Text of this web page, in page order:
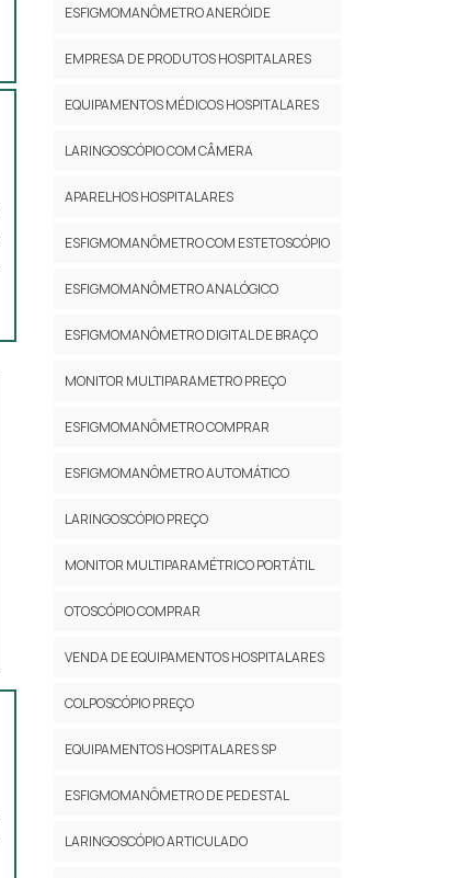
ESFIGMOMANÔMETRO ANERÓIDE
EMPRESA DE PRODUTOS HOSPITALARES
EQUIPAMENTOS MÉDICOS HOSPITALARES
LARINGOSCÓPIO COM CÂMERA
APARELHOS HOSPITALARES
ESFIGMOMANÔMETRO COM ESTETOSCÓPIO
ESFIGMOMANÔMETRO ANALÓGICO
ESFIGMOMANÔMETRO DIGITAL DE BRAÇO
MONITOR MULTIPARAMETRO PREÇO
ESFIGMOMANÔMETRO COMPRAR
ESFIGMOMANÔMETRO AUTOMÁTICO
LARINGOSCÓPIO PREÇO
MONITOR MULTIPARAMÉTRICO PORTÁTIL
OTOSCÓPIO COMPRAR
VENDA DE EQUIPAMENTOS HOSPITALARES
COLPOSCÓPIO PREÇO
EQUIPAMENTOS HOSPITALARES SP
ESFIGMOMANÔMETRO DE PEDESTAL
LARINGOSCÓPIO ARTICULADO